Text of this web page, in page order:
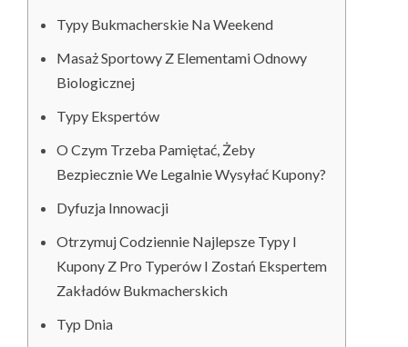
Typy Bukmacherskie Na Weekend
Masaż Sportowy Z Elementami Odnowy
Biologicznej
Typy Ekspertów
O Czym Trzeba Pamiętać, Żeby
Bezpiecznie We Legalnie Wysyłać Kupony?
Dyfuzja Innowacji
Otrzymuj Codziennie Najlepsze Typy I
Kupony Z Pro Typerów I Zostań Ekspertem
Zakładów Bukmacherskich
Typ Dnia